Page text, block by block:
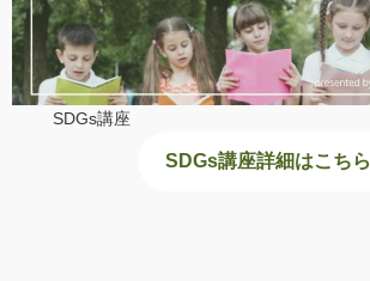
SDGs講座
SDGs講座詳細はこちら